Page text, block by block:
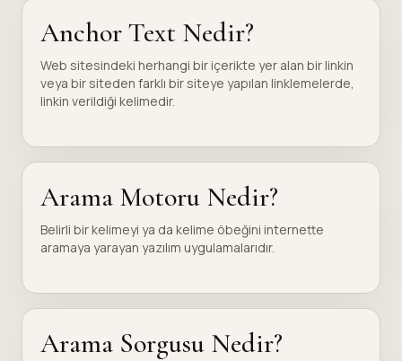
Anchor Text Nedir?
Web sitesindeki herhangi bir içerikte yer alan bir linkin
veya bir siteden farklı bir siteye yapılan linklemelerde,
linkin verildiği kelimedir.
Arama Motoru Nedir?
Belirli bir kelimeyi ya da kelime öbeğini internette
aramaya yarayan yazılım uygulamalarıdır.
Arama Sorgusu Nedir?